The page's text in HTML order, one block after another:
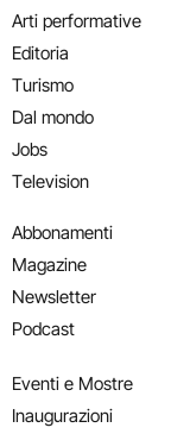
Arti performative
Editoria
Turismo
Dal mondo
Jobs
Television
Abbonamenti
Magazine
Newsletter
Podcast
Eventi e Mostre
Inaugurazioni